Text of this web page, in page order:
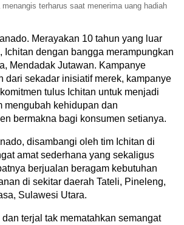
menangis terharus saat menerima uang hadiah
Merayakan 10 tahun yang luar
Ichitan dengan bangga merampungkan
Mendadak Jutawan. Kampanye
dari sekadar inisiatif merek, kampanye
tulus Ichitan untuk menjadi
mengubah kehidupan dan
bermakna bagi konsumen setianya.
disambangi oleh tim Ichitan di
amat sederhana yang sekaligus
berjualan beragam kebutuhan
di sekitar daerah Tateli, Pineleng,
Sulawesi Utara.
terjal tak mematahkan semangat